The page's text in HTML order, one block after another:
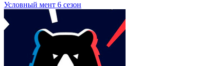
Условный мент 6 сезон